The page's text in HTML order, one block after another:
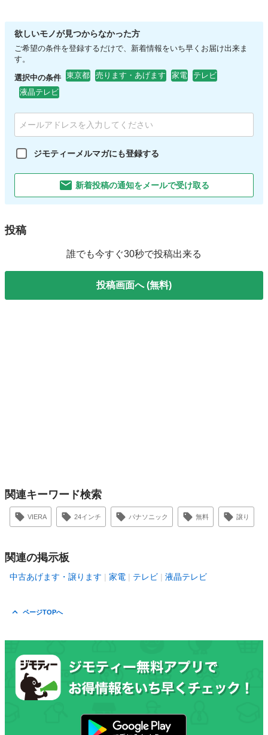
欲しいモノが見つからなかった方
ご希望の条件を登録するだけで、新着情報をいち早くお届け出来ま
す。
選択中の条件 東京都 売ります・あげます 家電
テレビ
液晶テレビ
ジモティーメルマガにも登録する
新着投稿の通知をメールで受け取る
投稿
誰でも今すぐ30秒で投稿出来る
投稿画面へ (無料)
関連キーワード検索
VIERA 24インチ パナソニック 無料 譲り
関連の掲示板
中古あげます・譲ります 家電 テレビ 液晶テレビ
ページTOPへ